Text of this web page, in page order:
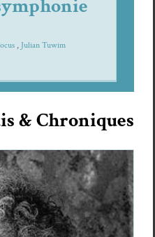
, Julian Tuwim
& Chroniques